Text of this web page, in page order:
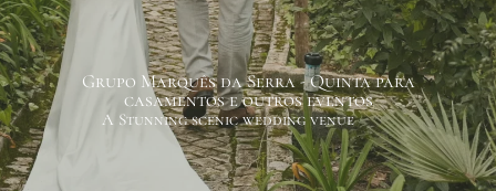
Grupo Marquês da Serra - Quinta para
casamentos e outros eventos
A Stunning scenic wedding venue